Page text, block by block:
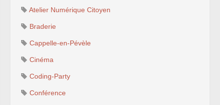
Atelier Numérique Citoyen
Braderie
Cappelle-en-Pévèle
Cinéma
Coding-Party
Conférence